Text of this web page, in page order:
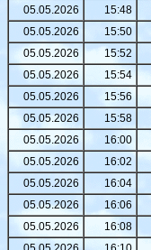
05.05.2026
15:48
05.05.2026
15:50
05.05.2026
15:52
05.05.2026
15:54
05.05.2026
15:56
05.05.2026
15:58
05.05.2026
16:00
05.05.2026
16:02
05.05.2026
16:04
05.05.2026
16:06
05.05.2026
16:08